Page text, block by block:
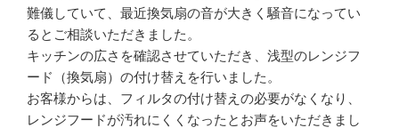
難儀していて、最近換気扇の音が大きく騒音になってい
るとご相談いただきました。
キッチンの広さを確認させていただき、浅型のレンジフ
ード（換気扇）の付け替えを行いました。
お客様からは、フィルタの付け替えの必要がなくなり、
レンジフードが汚れにくくなったとお声をいただきまし